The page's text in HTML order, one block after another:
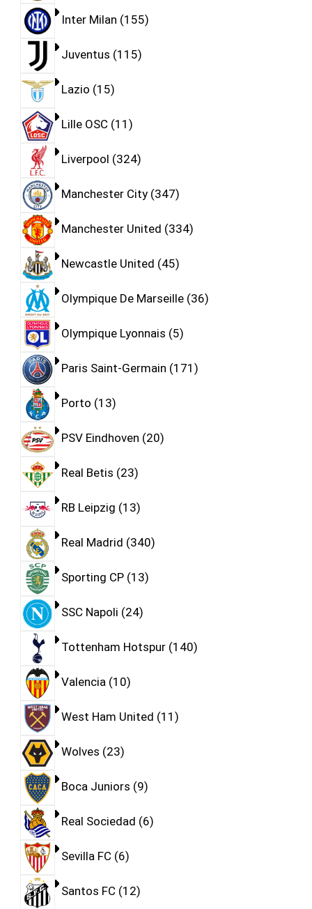
Inter Milan 155
Juventus 115
Lazio 15
Lille OSC 11
Liverpool 324
Manchester City 347
Manchester United 334
Newcastle United 45
Olympique De Marseille 36
Olympique Lyonnais 5
Paris Saint-Germain 171
Porto 13
PSV Eindhoven 20
Real Betis 23
RB Leipzig 13
Real Madrid 340
Sporting CP 13
SSC Napoli 24
Tottenham Hotspur 140
Valencia 10
West Ham United 11
Wolves 23
Boca Juniors 9
Real Sociedad 6
Sevilla FC 6
Santos FC 12